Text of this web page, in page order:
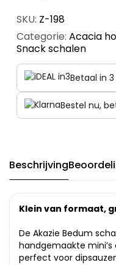
SKU: Z-198
Categorie: Acacia
Snack schalen
Betaal in
Bestel nu,
Beschrijving
Klein van formaat,
De Akazie Bedum
handgemaakte
perfect voor